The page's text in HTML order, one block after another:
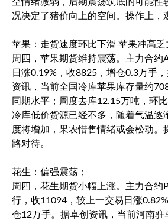
况决定了猪价向上的空间。操作上，
苹果：走货速度环比下滑 苹果冲高乏
周四，苹果期货维持震荡。主力合约
日涨0.19%，收8825，增仓0.3万手
资讯，当前全国冷库苹果库存量约
同期水平；周度去库12.15万吨，环
冷库低价货源已经不多，随着气温逐
度将增加，果农惜售情绪或会松动。
路对待。
花生：偏强震荡；
周四，花生期货小幅上涨。主力合约
行，收11094，较上一交易日涨
仓12万手。据卓创资讯，当前河南驻